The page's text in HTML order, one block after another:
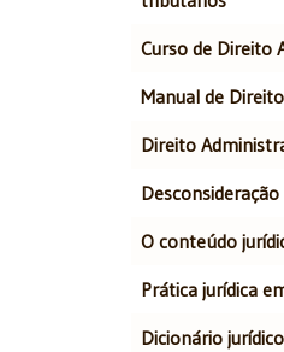
Curso de Direito
Manual de
Direito
O conteúdo
Prática jurídica
Dicionário